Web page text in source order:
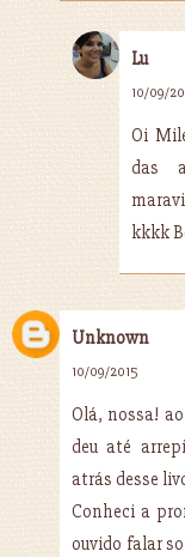
Lu
10/09/
Oi
das
kkkk
Unknown
10/09/2015
Olá, nossa!
deu até
atrás desse
Conheci a
ouvido falar